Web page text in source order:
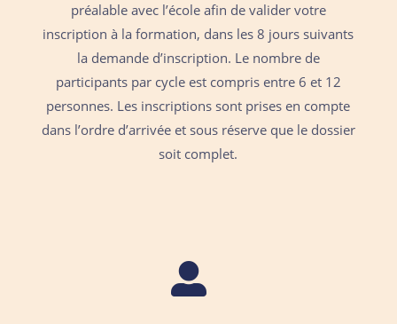
préalable avec l’école afin de valider votre
inscription à la formation, dans les 8 jours suivants
la demande d’inscription. Le nombre de
participants par cycle est compris entre 6 et 12
personnes. Les inscriptions sont prises en compte
dans l’ordre d’arrivée et sous réserve que le dossier
soit complet.
